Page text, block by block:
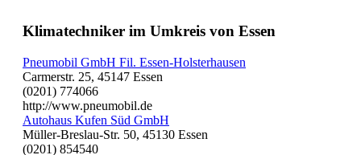
Klimatechniker im Umkreis von Essen
Pneumobil GmbH Fil. Essen-Holsterhausen
Carmerstr. 25, 45147 Essen
(0201) 774066
http://www.pneumobil.de
Autohaus Kufen Süd GmbH
Müller-Breslau-Str. 50, 45130 Essen
(0201) 854540